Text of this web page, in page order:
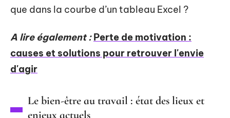
que dans la courbe d’un tableau Excel ?
A lire également : Perte de motivation :
causes et solutions pour retrouver l'envie
d'agir
Le bien-être au travail : état des lieux et
enjeux actuels